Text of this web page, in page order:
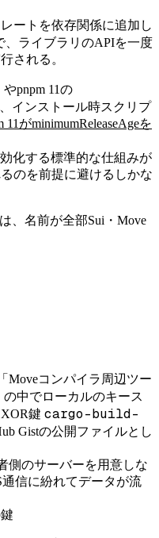
ートを依存関係に追加し
、ライブラリのAPIを一度
される。
やpnpm 11の
インストール時スクリプ
11がminimumReleaseAgeを
化する標準的な仕組みが
のを前提に避けるしかな
、名前が全部Sui・Move
Moveコンパイラ周辺ツー
の中でローカルのキース
鍵 cargo-build-
Gistの公開ファイルとし
側のサーバーを用意しな
信に紛れてデータが流